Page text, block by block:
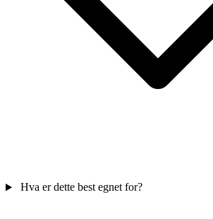
Hva er dette best egnet for?